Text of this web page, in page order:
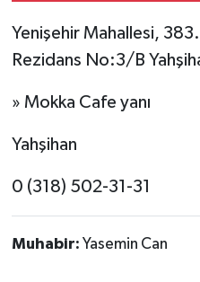
Yenişehir Mahallesi,
Rezidans No:3/B
» Mokka Cafe yanı
Yahşihan
0 (318) 502-31-31
Muhabir: Yasemin Can